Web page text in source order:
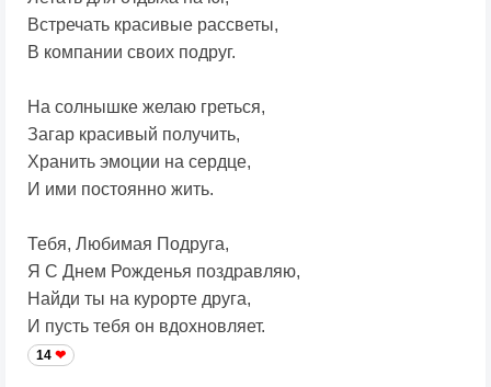
Встречать красивые рассветы,
В компании своих подруг.
На солнышке желаю греться,
Загар красивый получить,
Хранить эмоции на сердце,
И ими постоянно жить.
Тебя, Любимая Подруга,
Я С Днем Рожденья поздравляю,
Найди ты на курорте друга,
И пусть тебя он вдохновляет.
14